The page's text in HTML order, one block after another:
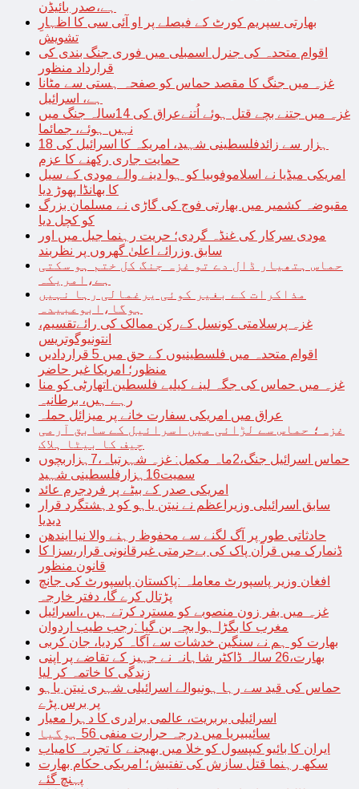
ہے،صدر بائیڈن
بھارتی سپریم کورٹ کے فیصلے پر او آئی سی کا اظہارِ
تشویش
اقوام متحدہ کی جنرل اسمبلی میں فوری جنگ بندی کی
قرارداد منظور
غزہ میں جنگ کا مقصد حماس کو صفحہ ہستی سے مٹانا
ہے، اسرائیل
غزہ میں جتنے بچے قتل ہوئے اُتنےعراق کی 14سالہ جنگ میں
نہیں ہوئے، جمائما
18 ہزار سے زائدفلسطینی شہید، امریکہ کا اسرائیل کی
حمایت جاری رکھنے کا عزم
امریکی میڈیا نے اسلاموفوبیا کو ہوا دینے والے مودی کے سیل
کا بھانڈا پھوڑ دیا
مقبوضہ کشمیر میں بھارتی فوج کی گاڑی نے مسلمان بزرگ
کو کچل دیا
مودی سرکار کی غنڈہ گردی؛ حریت رہنما جیل میں اور
سابق وزرائے اعلیٰ گھروں پر نظربند
حماس ہتھیار ڈال دے تو غزہ جنگ کل ختم ہو سکتی
ہے،امریکہ
مذاکرات کے بغیر کوئی یرغمالی رہا نہیں
ہوگا،ابوعبیدہ
غزہ پرسلامتی کونسل کےرکن ممالک کی رائےتقسیم،
انتونیوگوتریس
اقوام متحدہ میں فلسطینیوں کے حق میں 5 قراردادیں
منظور؛ امریکا غیر حاضر
غزہ میں حماس کی جگہ لینے کیلیے فلسطین اتھارٹی کو منا
رہے ہیں، برطانیہ
عراق میں امریکی سفارت خانے پر میزائل حملہ
غزہ؛ حماس سے لڑائی میں اسرائیل کے سابق آرمی
چیف کا بیٹا ہلاک
حماس اسرائیل جنگ،2ماہ مکمل: غزہ شہرتباہ،7ہزاربچوں
سمیت16ہزارفلسطینی شہید
امریکی صدر کے بیٹے پر فردجرم عائد
سابق اسرائیلی وزیراعظم نے نیتن یاہو کو دہشتگرد قرار
دیدیا
حادثاتی طور پر آگ لگنے سے محفوظ رہنے والا نیا ایندھن
ڈنمارک میں قرآن پاک کی بےحرمتی غیرقانونی قرار،سزا کا
قانون منظور
افغان وزیر پاسپورٹ معاملہ :پاکستان پاسپورٹ کی جانچ
پڑتال کرے گا، دفتر خارجہ
غزہ میں بفر زون منصوبے کو مسترد کرتے ہیں ،اسرائیل
مغرب کا بگڑا ہوا بچہ بن گیا :رجب طیب اردوان
بھارت کو ہم نے سنگین خدشات سے آگاہ کردیا، جان کربی
بھارت،26 سالہ ڈاکٹر شاہانہ نے جہیز کے تقاضے پر اپنی
زندگی کا خاتمہ کر لیا
حماس کی قید سے رہا ہونیوالے اسرائیلی شہری نیتن یاہو
پر برس پڑے
اسرائیلی بربریت، عالمی برادری کا دہرا معیار
سائیبیریا میں درجہ حرارت منفی 56 ہوگیا
ایران کا بائیو کیپسول کو خلا میں بھیجنے کا تجربہ کامیاب
سکھ رہنما قتل سازش کی تفتیش؛ امریکی حکام بھارت
پہنچ گئے